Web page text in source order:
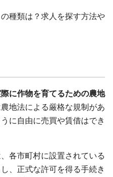
種類は？求人を探す方法や
に作物を育てるための農地
地法による厳格な規制があ
に自由に売買や賃借はでき
各市町村に設置されている
、正式な許可を得る手続き